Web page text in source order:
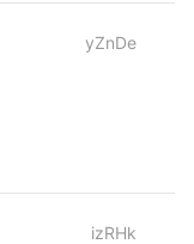
yZnDe
izRHk